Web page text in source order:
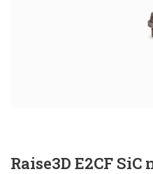
Raise3D E2CF SiC